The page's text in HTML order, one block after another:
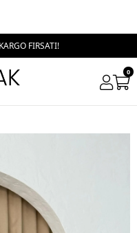
FIRSATI!
0